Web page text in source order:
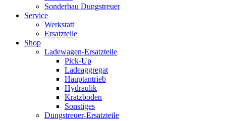
Sonderbau Dungstreuer
Service
Werkstatt
Ersatzteile
Shop
Ladewagen-Ersatzteile
Pick-Up
Ladeaggregat
Hauptantrieb
Hydraulik
Kratzboden
Sonstiges
Dungstreuer-Ersatzteile